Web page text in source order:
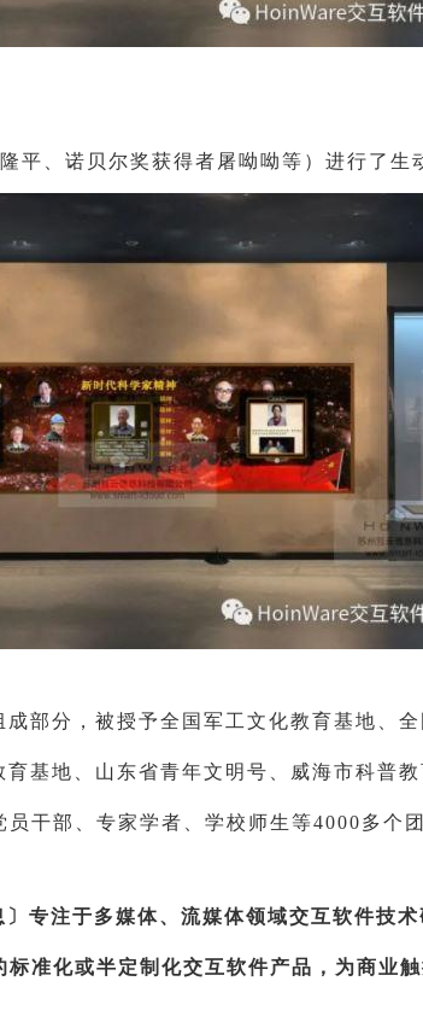
平、 诺贝尔奖获得者 屠呦呦等 ）进行了生
部分，被授予全国军工文化教育基地、
基地、山东省青年文明号、威海市科普
干部、专家学者、学校师生等4000多个
专注于多媒体、流媒体领域交互软件技术
准化或半定制化交互软件产品，为商业触